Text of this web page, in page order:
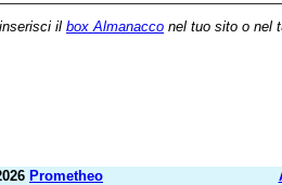
inserisci il box Almanacco nel tuo sito o nel
Prometheo